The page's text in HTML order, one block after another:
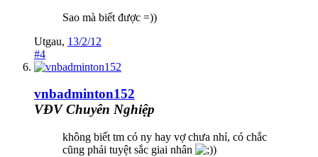
Sao mà biết được =))
Utgau, 13/2/12
#4
vnbadminton152
VĐV Chuyên Nghiệp
không biết tm có ny hay vợ chưa nhỉ, có chắc
cũng phải tuyệt sắc giai nhân
)